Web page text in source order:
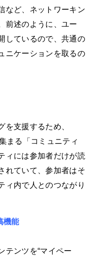
など、ネットワーキン
前述のように、ユー
しているので、共通の
ニケーションを取るの
を支援するため、
まる「コミュニティ
ィには参加者だけが読
れていて、参加者はそ
ィ内で人とのつながり
機能
テンツを“マイペー